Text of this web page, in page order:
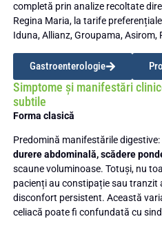
completă prin analize recoltate
Regina Maria, la tarife
Iduna, Allianz, Groupama, Asirom,
Gastroenterologie
Simptome și manifestări
subtile
Forma clasică
Predomină manifestările digestive:
durere abdominală, scădere
scaune voluminoase. Totuși, nu
pacienți au constipație sau tranzit
disconfort persistent. Această
celiacă poate fi confundată cu